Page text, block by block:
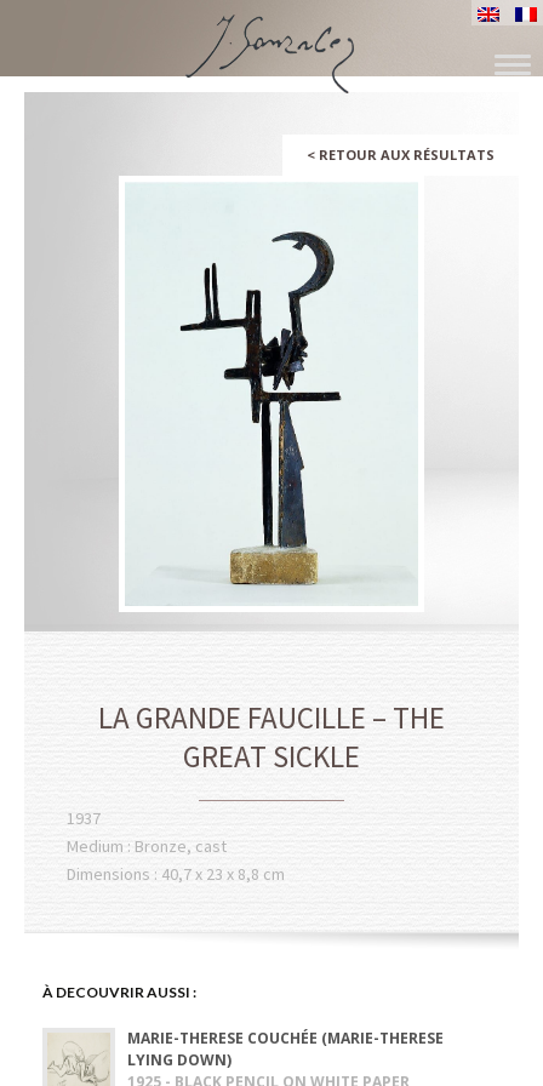
SKIP
< RETOUR AUX RÉSULTATS
LA GRANDE FAUCILLE – THE
GREAT SICKLE
1937
Medium : Bronze, cast
Dimensions : 40,7 x 23 x 8,8 cm
À DECOUVRIR AUSSI :
MARIE-THERESE COUCHÉE (MARIE-THERESE
LYING DOWN)
1925 - BLACK PENCIL ON WHITE PAPER